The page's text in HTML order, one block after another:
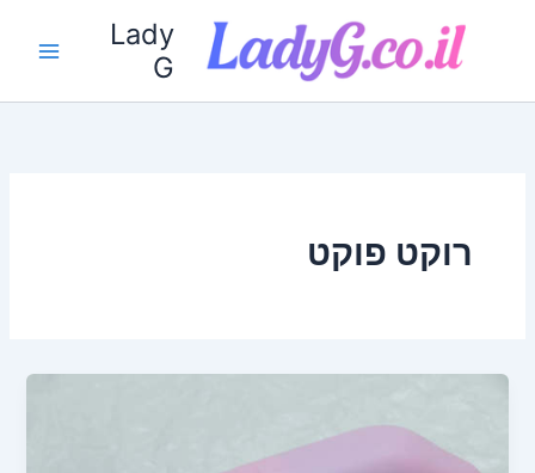
Lady
G
רוקט פוקט